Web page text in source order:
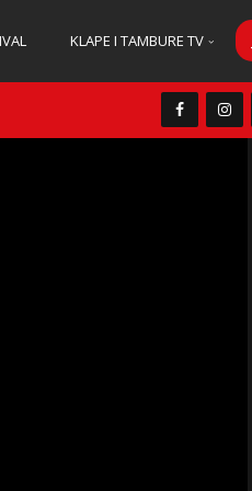
KLAPE I TAMBURE TV